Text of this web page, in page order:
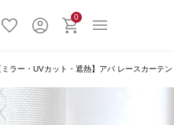
0
ミラー・UVカット・遮熱】アバ レースカーテ